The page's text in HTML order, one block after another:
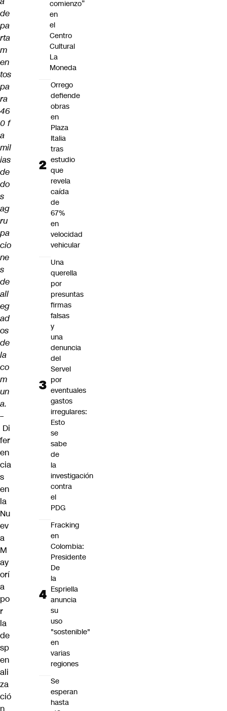
de
pa
rta
m
en
tos
pa
ra
46
0 f
a
mil
ias
de
do
s
ag
ru
pa
cio
ne
s
de
all
eg
ad
os
de
la
co
m
un
a.
–
Di
fer
en
cia
s
en
la
Nu
ev
a
M
ay
orí
a
po
r
la
de
sp
en
ali
za
ció
n
comienzo”
en
el
Centro
Cultural
La
Moneda
Orrego
defiende
obras
en
Plaza
Italia
tras
estudio
que
revela
caída
de
67%
en
velocidad
vehicular
Una
querella
por
presuntas
firmas
falsas
y
una
denuncia
del
Servel
por
eventuales
gastos
irregulares:
Esto
se
sabe
de
la
investigación
contra
el
PDG
Fracking
en
Colombia:
Presidente
De
la
Espriella
anuncia
su
uso
"sostenible"
en
varias
regiones
Se
esperan
hasta